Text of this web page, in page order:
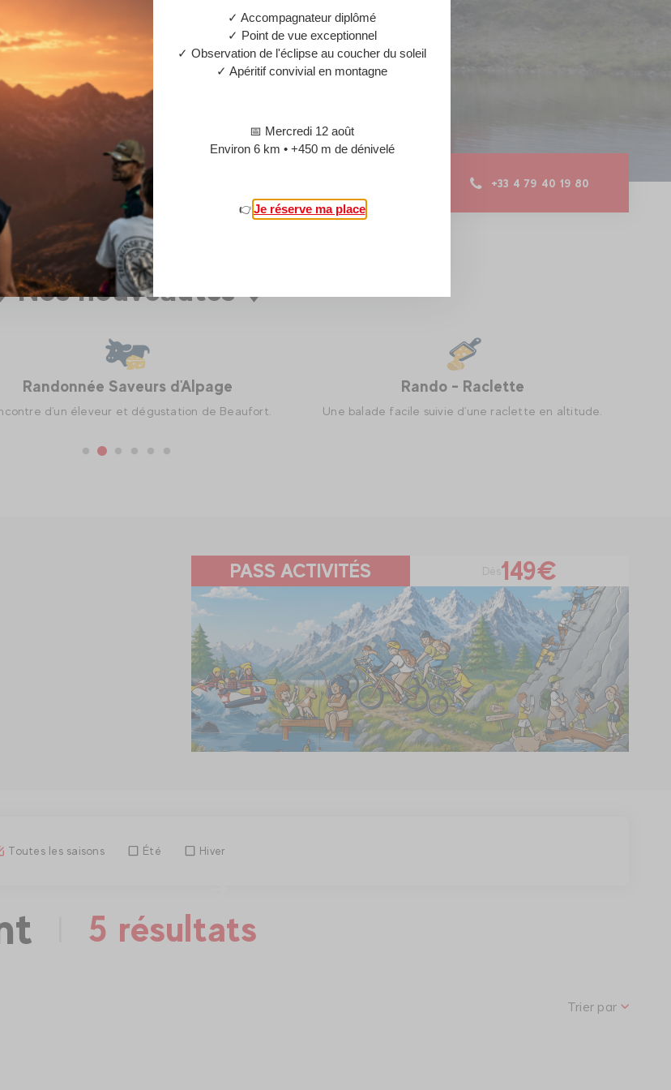
+33 4 79 40 19 80
Nos nouveautés ⬇️
Rando - Raclette
balade facile suivie d'une raclette en altitude.
Trail
Des sorties encadrées pour tous les niveaux.
PASS ACTIVITÉS Dès149€
Toutes les saisons Été Hiver
5 résultats
Trier par
✓ Accompagnateur diplômé
✓ Point de vue exceptionnel
✓ Observation de l'éclipse au coucher du soleil
✓ Apéritif convivial en montagne
📅 Mercredi 12 août
Environ 6 km • +450 m de dénivelé
👉Je réserve ma place